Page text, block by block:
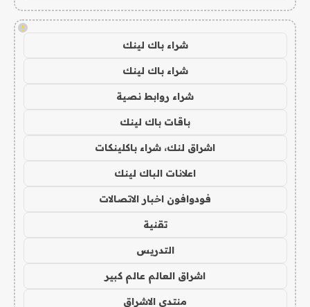
!
شراء باك لينك
شراء باك لينك
شراء روابط نصية
باقات باك لينك
اشراق لنك، شراء باكلينكات
اعلانات الباك لينك
فودوافون اخبار الاتصالات
تقنية
التدريس
اشراق العالم عالم كبير
منتدى الاشراق